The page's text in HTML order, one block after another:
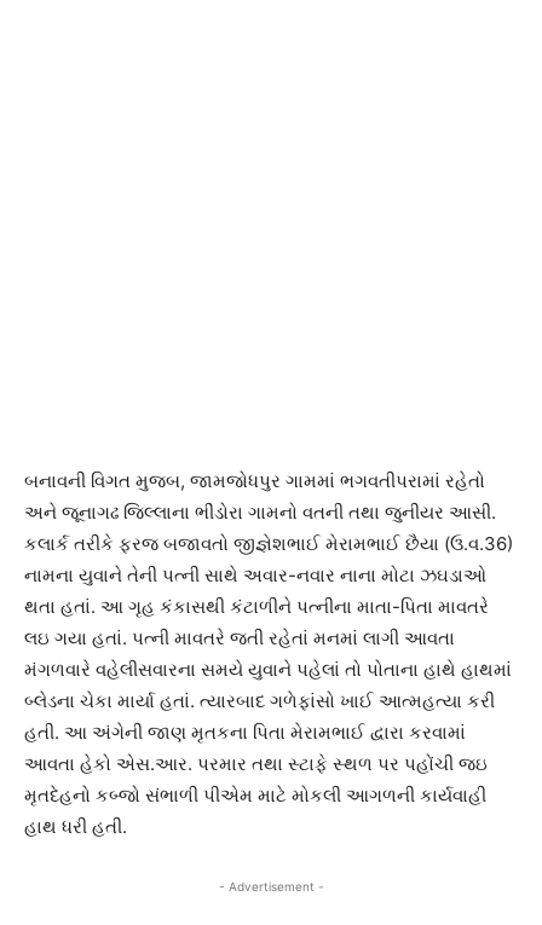
બનાવની વિગત મુજબ, જામજોધપુર ગામમાં ભગવતીપરામાં રહેતો
અને જૂનાગઢ જિલ્લાના ભીંડોરા ગામનો વતની તથા જુનીયર આસી.
કલાર્ક તરીકે ફરજ બજાવતો જીજ્ઞેશભાઈ મેરામભાઈ છૈયા (ઉ.વ.36)
નામના યુવાને તેની પત્ની સાથે અવાર-નવાર નાના મોટા ઝઘડાઓ
થતા હતાં. આ ગૃહ કંકાસથી કંટાળીને પત્નીના માતા-પિતા માવતરે
લઇ ગયા હતાં. પત્ની માવતરે જતી રહેતાં મનમાં લાગી આવતા
મંગળવારે વહેલીસવારના સમયે યુવાને પહેલાં તો પોતાના હાથે હાથમાં
બ્લેડના ચેકા માર્યા હતાં. ત્યારબાદ ગળેફાંસો ખાઈ આત્મહત્યા કરી
હતી. આ અંગેની જાણ મૃતકના પિતા મેરામભાઈ દ્વારા કરવામાં
આવતા હેકો એસ.આર. પરમાર તથા સ્ટાફે સ્થળ પર પહોંચી જઇ
મૃતદેહનો કબ્જો સંભાળી પીએમ માટે મોકલી આગળની કાર્યવાહી
હાથ ધરી હતી.
- Advertisement -